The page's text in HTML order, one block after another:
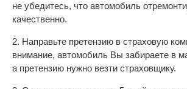
не убедитесь, что автомобиль
качественно.
2. Направьте претензию в страховую
внимание, автомобиль Вы забираете в
а претензию нужно везти страховщику.